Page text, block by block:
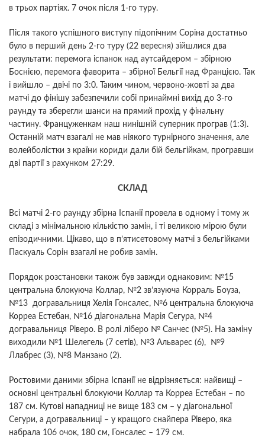
в трьох партіях. 7 очок після 1-го туру.
Після такого успішного виступу підопічним Соріна достатньо
було в перший день 2-го туру (22 вересня) зійшлися два
результати: перемога іспанок над аутсайдером – збірною
Боснією, перемога фаворита – збірної Бельгії над Францією. Так
і вийшло – двічі по 3:0. Таким чином, червоно-жовті за два
матчі до фінішу забезпечили собі принаймні вихід до 3-го
раунду та зберегли шанси на прямий прохід у фінальну
частину. Француженкам наш нинішній суперник програв (1:3).
Останній матч взагалі не мав ніякого турнірного значення, але
волейболістки з країни кориди дали бій бельгійкам, програвши
дві партії з рахунком 27:29.
СКЛАД
Всі матчі 2-го раунду збірна Іспанії провела в одному і тому ж
складі з мінімальною кількістю замін, і ті великою мірою були
епізодичними. Цікаво, що в п’ятисетовому матчі з бельгійками
Паскуаль Сорін взагалі не робив замін.
Порядок розстановки також був завжди однаковим: №15
центральна блокуюча Коллар, №2 зв’язуюча Корраль Боуза,
№13 догравальниця Хелія Гонсалес, №6 центральна блокуюча
Корреа Естебан, №16 діагональна Марія Сегура, №4
догравальниця Ріверо. В ролі ліберо № Санчес (№5). На заміну
виходили №1 Шелегель (7 сетів), №3 Альварес (6), №9
Ллабрес (3), №8 Манзано (2).
Ростовими даними збірна Іспанії не відрізняється: найвищі –
основні центральні блокуючи Коллар та Корреа Естебан – по
187 см. Кутові нападниці не вище 183 см – у діагональної
Сегури, а догравальниці – у кращого снайпера Ріверо, яка
набрала 106 очок, 180 см, Гонсалес – 179 см.